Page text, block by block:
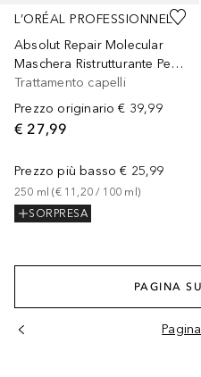
L’ORÉAL PROFESSIONNEL
Absolut Repair Molecular
Maschera Ristrutturante Per Tutti i Tipi di Capelli Danneggiati, Aiuta a Riparare i Danni e Ripristina la Forza, Senza Solfati
Trattamento capelli
Prezzo originario € 39,99
€ 27,99
Prezzo più basso € 25,99
250 ml (€ 11,20 / 100 ml)
SORPRESA
PAGINA